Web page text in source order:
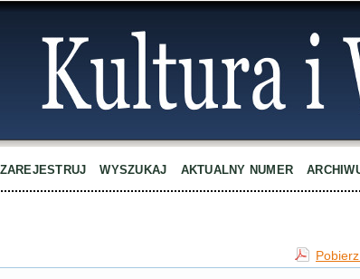
ZAREJESTRUJ WYSZUKAJ AKTUALNY NUMER